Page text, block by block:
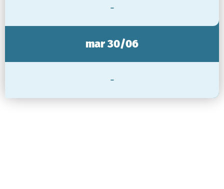
-
mar 30/06
-